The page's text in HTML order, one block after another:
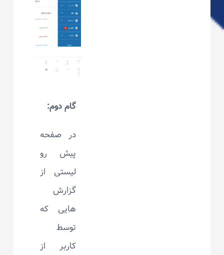
گام دوم:
در صفحه
پیش رو
لیستی از
گزارش
هایی که
توسط
کاربر از